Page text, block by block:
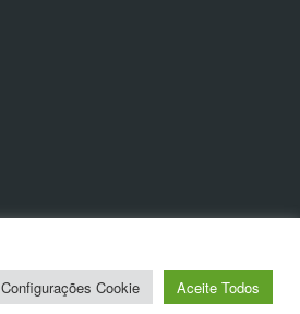
Configurações Cookie Aceite Todos